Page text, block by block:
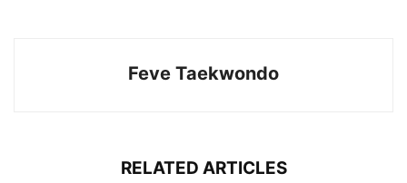
Feve Taekwondo
RELATED ARTICLES